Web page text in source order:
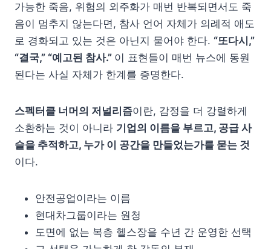
가능한 죽음, 위험의 외주화가 매번 반복되면서도 죽
음이 멈추지 않는다면, 참사 언어 자체가 의례적 애도
로 경화되고 있는 것은 아닌지 물어야 한다. “또다시,”
“결국,” “예고된 참사.” 이 표현들이 매번 뉴스에 동원
된다는 사실 자체가 한계를 증명한다.
스펙터클 너머의 저널리즘이란, 감정을 더 강렬하게
소환하는 것이 아니라 기업의 이름을 부르고, 공급 사
슬을 추적하고, 누가 이 공간을 만들었는가를 묻는 것
이다.
안전공업이라는 이름
현대차그룹이라는 원청
도면에 없는 복층 헬스장을 수년 간 운영한 선택